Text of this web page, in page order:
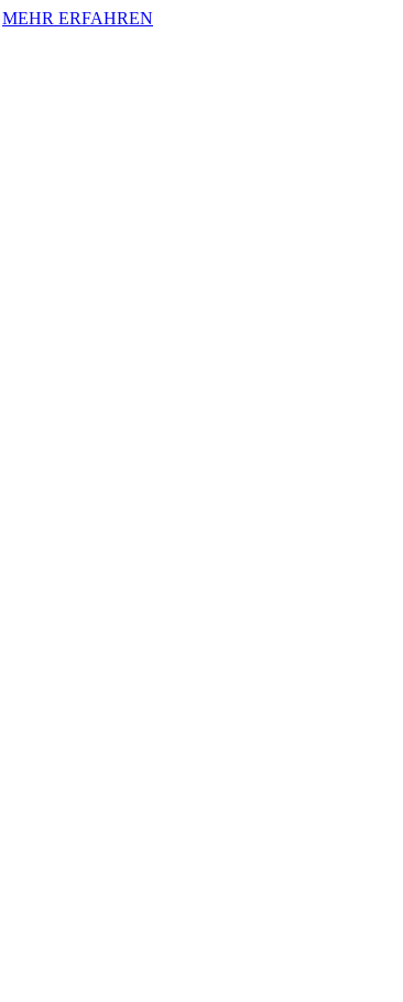
MEHR ERFAHREN